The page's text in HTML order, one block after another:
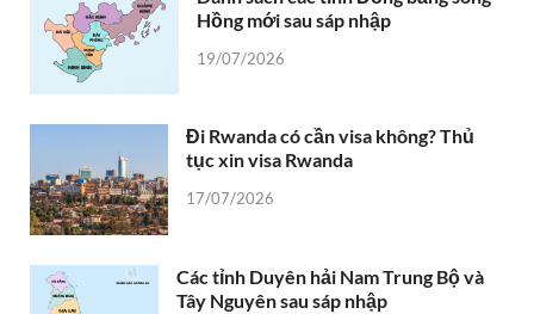
Hồng mới sau sáp nhập
19/07/2026
Đi Rwanda có cần visa không? Thủ
tục xin visa Rwanda
17/07/2026
Các tỉnh Duyên hải Nam Trung Bộ và
Tây Nguyên sau sáp nhập